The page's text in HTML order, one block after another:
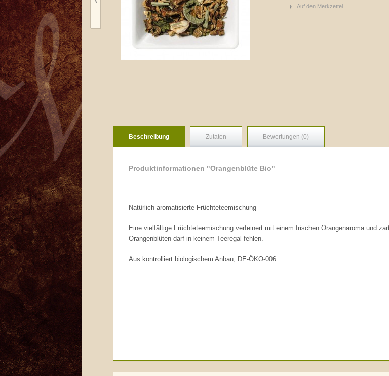
Auf den Merkzettel
Beschreibung Zutaten Bewertungen (0)
Produktinformationen "Orangenblüte Bio"
Natürlich aromatisierte Früchteteemischung
Eine vielfältige Früchteteemischung verfeinert mit einem frischen Orangenaroma und
Orangenblüten darf in keinem Teeregal fehlen.
Aus kontrolliert biologischem Anbau, DE-ÖKO-006